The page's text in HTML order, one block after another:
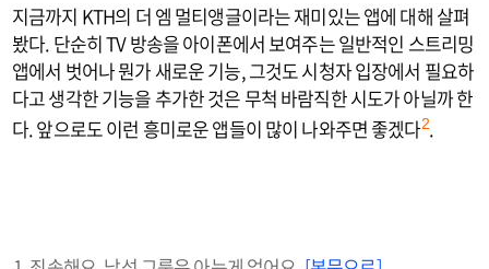
지금까지 KTH의 더 엠 멀티앵글이라는 재미있는 앱에 대해 살펴
봤다. 단순히 TV 방송을 아이폰에서 보여주는 일반적인 스트리밍
앱에서 벗어나 뭔가 새로운 기능, 그것도 시청자 입장에서 필요하
다고 생각한 기능을 추가한 것은 무척 바람직한 시도가 아닐까 한
다. 앞으로도 이런 흥미로운 앱들이 많이 나와주면 좋겠다2.